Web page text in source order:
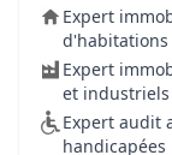
Expert
d'habitations
Expert
et industriels
Expert audit
handicapées